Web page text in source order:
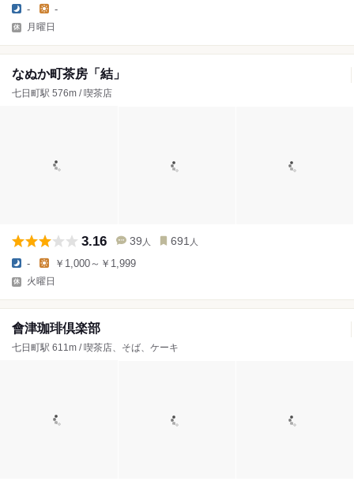
- -
月曜日
なぬか町茶房「結」
七日町駅 576m / 喫茶店
3.16 39 人 691 人
- ￥1,000～￥1,999
火曜日
會津珈琲倶楽部
七日町駅 611m / 喫茶店、そば、ケーキ